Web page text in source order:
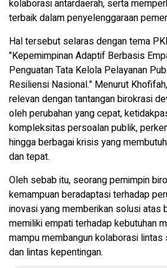
kolaborasi antardaerah, serta
terbaik dalam penyelenggaraan
Hal tersebut selaras dengan tema
"Kepemimpinan Adaptif Berbasis
Penguatan Tata Kelola Pelayanan
Resiliensi Nasional." Menurut
relevan dengan tantangan birokrasi
oleh perubahan yang cepat,
kompleksitas persoalan publik,
hingga berbagai krisis yang
dan tepat.
Oleh sebab itu, seorang pemimpin
kemampuan beradaptasi terhadap
inovasi yang memberikan solusi atas
memiliki empati terhadap kebutuhan
mampu membangun kolaborasi
dan lintas kepentingan.